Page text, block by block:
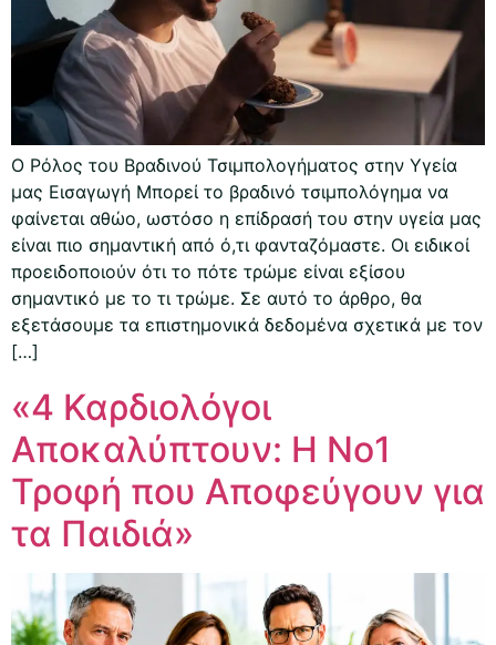
Ο Ρόλος του Βραδινού Τσιμπολογήματος στην Υγεία
μας Εισαγωγή Μπορεί το βραδινό τσιμπολόγημα να
φαίνεται αθώο, ωστόσο η επίδρασή του στην υγεία μας
είναι πιο σημαντική από ό,τι φανταζόμαστε. Οι ειδικοί
προειδοποιούν ότι το πότε τρώμε είναι εξίσου
σημαντικό με το τι τρώμε. Σε αυτό το άρθρο, θα
εξετάσουμε τα επιστημονικά δεδομένα σχετικά με τον
[…]
«4 Καρδιολόγοι
Αποκαλύπτουν: Η Νο1
Τροφή που Αποφεύγουν για
τα Παιδιά»